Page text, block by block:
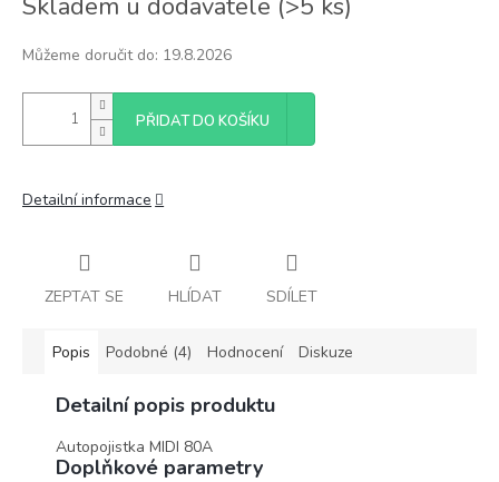
cena:
Skladem u dodavatele (>5 ks)
Můžeme doručit do: 19.8.2026
PŘIDAT DO KOŠÍKU
Detailní informace
ZEPTAT SE HLÍDAT SDÍLET
Popis Podobné (4) Hodnocení Diskuze
Detailní popis produktu
Autopojistka MIDI 80A
Doplňkové parametry